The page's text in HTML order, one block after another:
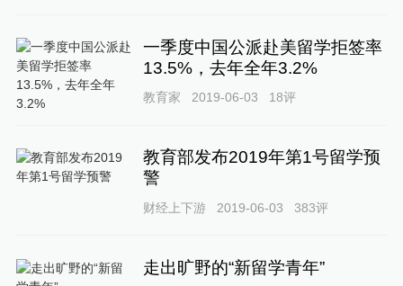
一季度中国公派赴美留学拒签率
13.5%，去年全年3.2%
教育家 2019-06-03 18评
教育部发布2019年第1号留学预
警
财经上下游 2019-06-03 383评
走出旷野的“新留学青年”